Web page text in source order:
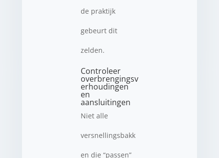
de praktijk
gebeurt dit
zelden.
Controleer
overbrengingsv
erhoudingen
en
aansluitingen
Niet alle
versnellingsbakk
en die “passen”